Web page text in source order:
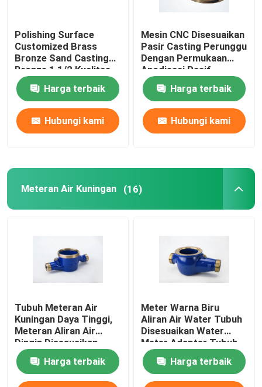
Strip tembaga
Lembaran tembaga
Bar Bus Tembaga
Tekanan Mengurangi Valve
Polishing Surface
Customized Brass
Bronze Sand Casting
Bronze 1 1/2 Kualitas
tinggi
Harga terbaik
Hubungi kami
Mesin CNC Disesuaikan
Pasir Casting Perunggu
Dengan Permukaan
Anodisasi Pasif
Harga terbaik
Hubungi kami
Meteran Air Kuningan (16)
Tubuh Meteran Air
Kuningan Daya Tinggi,
Meteran Aliran Air
Dingin Disesuaikan
Harga terbaik
Meter Warna Biru
Aliran Air Water Tubuh
Disesuaikan Water
Meter Adapter Tubuh
DN 15-DN 50
Harga terbaik